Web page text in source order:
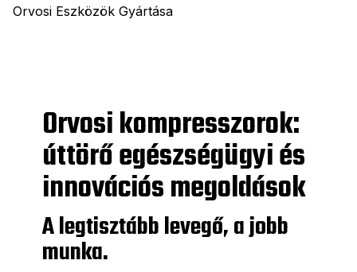
Orvosi Eszközök Gyártása
Orvosi kompresszorok:
úttörő egészségügyi és
innovációs megoldások
A legtisztább levegő, a jobb
munka.